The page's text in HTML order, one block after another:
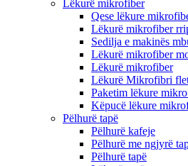
Lëkurë mikrofiber
Qese lëkure
Lëkurë mikrofiber
Sedilja e makinës
Lëkurë mikrofiber
Lëkurë mikrofiber
Lëkurë Mikrofibri
Paketim lëkure
Këpucë lëkure
Pëlhurë tapë
Pëlhurë kafeje
Pëlhurë me ngjyrë
Pëlhurë tapë